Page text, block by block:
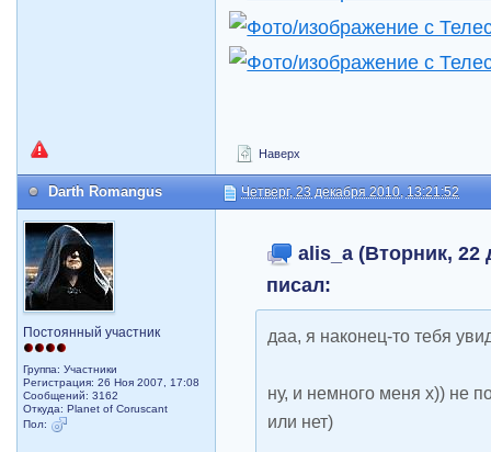
Наверх
Darth Romangus Четверг, 23 декабря 2010, 13:21:52
Постоянный участник
Группа: Участники
Регистрация: 26 Ноя 2007, 17:08
Сообщений: 3162
Откуда: Planet of Coruscant
Пол:
alis_a (Вторник, 22
писал:
даа, я наконец-то тебя
ну, и немного меня х)) не
или нет)